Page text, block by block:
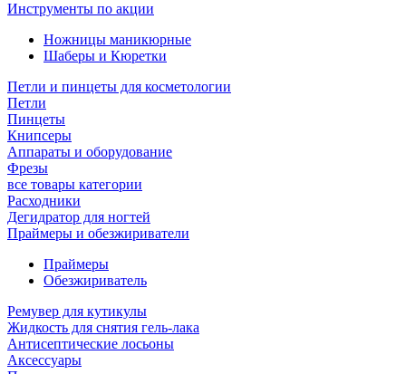
Инструменты по акции
Ножницы маникюрные
Шаберы и Кюретки
Петли и пинцеты для косметологии
Петли
Пинцеты
Книпсеры
Аппараты и оборудование
Фрезы
все товары категории
Расходники
Дегидратор для ногтей
Праймеры и обезжириватели
Праймеры
Обезжириватель
Ремувер для кутикулы
Жидкость для снятия гель-лака
Антисептические лосьоны
Аксессуары